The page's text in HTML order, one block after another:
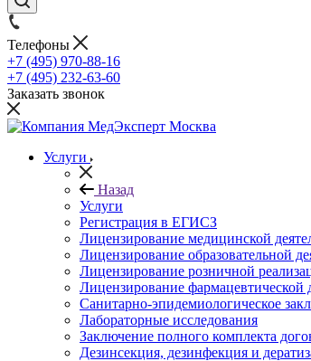
Телефоны
+7 (495) 970-88-16
+7 (495) 232-63-60
Заказать звонок
Услуги
Назад
Услуги
Регистрация в ЕГИСЗ
Лицензирование медицинской
Лицензирование образовательной
Лицензирование розничной
Лицензирование фармацевтической
Санитарно-эпидемиологическое
Лабораторные исследования
Заключение полного комплекта
Дезинсекция, дезинфекция и